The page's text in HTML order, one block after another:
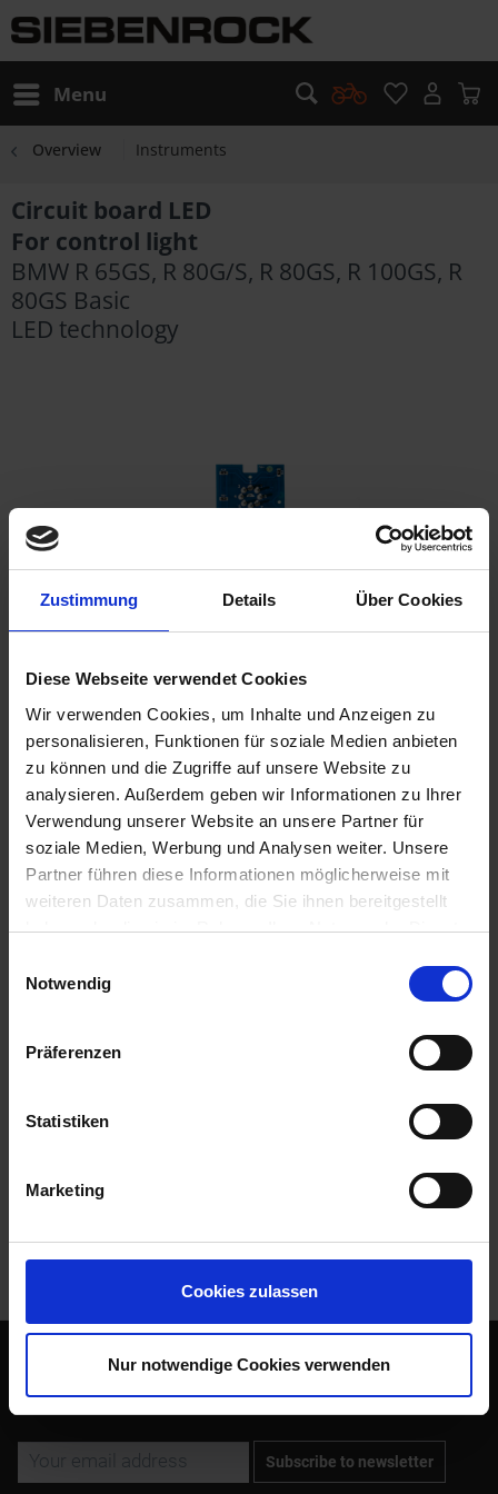
Zustimmung Details Über Cookies
Diese Webseite verwendet Cookies
Wir verwenden Cookies, um Inhalte und Anzeigen zu
personalisieren, Funktionen für soziale Medien anbieten
zu können und die Zugriffe auf unsere Website zu
analysieren. Außerdem geben wir Informationen zu Ihrer
Verwendung unserer Website an unsere Partner für
soziale Medien, Werbung und Analysen weiter. Unsere
Partner führen diese Informationen möglicherweise mit
weiteren Daten zusammen, die Sie ihnen bereitgestellt
haben oder die sie im Rahmen Ihrer Nutzung der Dienste
Cookies, wenn Sie unsere Webseite weiterhin nutzen.
Notwendig
Präferenzen
Statistiken
Marketing
Cookies zulassen
Nur notwendige Cookies verwenden
Menu
Overview Instruments
Circuit board LED
For control light
BMW R 65GS, R 80G/S, R 80GS, R 100GS, R
80GS Basic
LED technology
€129.00
Prices incl. VAT, plus shipping costs
Ready to ship today, Delivery time appr. 2-4 workdays within
Germany
Add to shopping cart
Remember Comment
part no.: 6221050L
LED technology from Katdash. This is a part that was never
Subscribe to the free newsletter and ensure that you will no
longer miss any offers or news of Siebenrock.
Subscribe to newsletter